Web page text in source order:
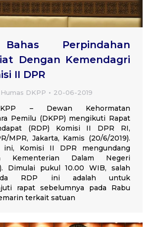
Perpindahan
Dengan Kemendagri
II DPR
Humas DKPP 20-06-2019
– Dewan Kehormatan
Pemilu (DKPP) mengikuti Rapat
(RDP) Komisi II DPR RI,
MPR, Jakarta, Kamis (20/6/2019).
ini, Komisi II DPR mengundang
Kementerian Dalam Negeri
Dimulai pukul 10.00 WIB, salah
RDP ini adalah untuk
rapat sebelumnya pada Rabu
terkait satuan